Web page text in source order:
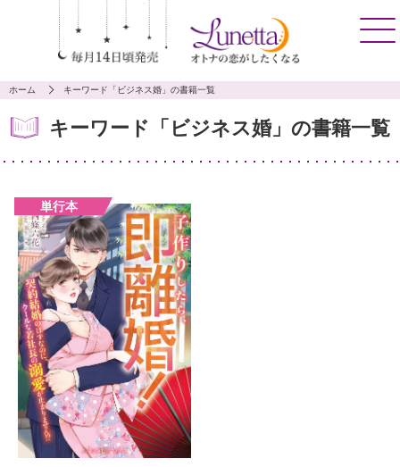
ホーム キーワード「ビジネス婚」の書籍一覧
キーワード「ビジネス婚」の書籍一覧